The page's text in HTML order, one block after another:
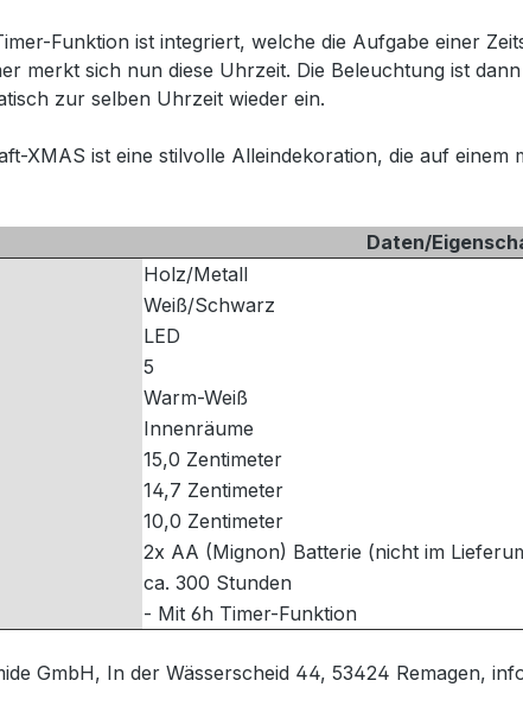
Funktion ist integriert, welche die Aufgabe einer
merkt sich nun diese Uhrzeit. Die Beleuchtung ist
zur selben Uhrzeit wieder ein.
XMAS ist eine stilvolle Alleindekoration, die auf
Daten/
Holz/Metall
Weiß/Schwarz
LED
5
Warm-Weiß
Innenräume
15,0 Zentimeter
14,7 Zentimeter
10,0 Zentimeter
2x AA (Mignon) Batterie (nicht im
ca. 300 Stunden
- Mit 6h Timer-Funktion
GmbH, In der Wässerscheid 44, 53424 Remagen,